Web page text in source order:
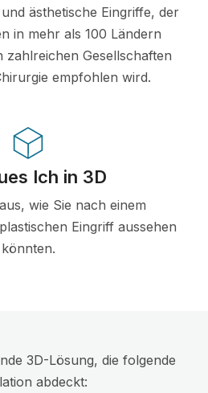
ästhetische Eingriffe, der
in mehr als 100 Ländern
Gesellschaften
empfohlen wird.
Ich in 3D
wie Sie nach einem
Eingriff aussehen
könnten.
3D-Lösung, die folgende
abdeckt: